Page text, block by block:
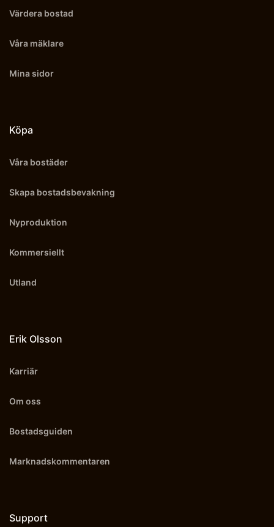
Värdera bostad
Våra mäklare
Mina sidor
Köpa
Våra bostäder
Skapa bostadsbevakning
Nyproduktion
Kommersiellt
Utland
Erik Olsson
Karriär
Om oss
Bostadsguiden
Marknadskommentaren
Support